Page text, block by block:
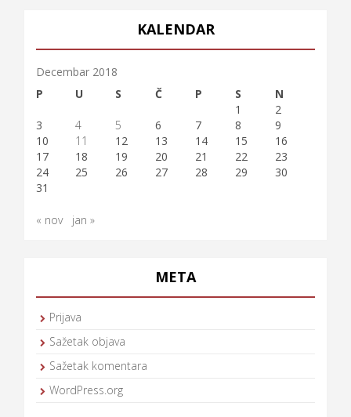
KALENDAR
Decembar 2018
P
U S Č P S
N
1
2
3
4 5 6 7 8
9
10
11 12 13 14 15
16
17
18 19 20 21 22
23
24
25 26 27 28 29
30
31
« nov jan »
META
Prijava
Sažetak objava
Sažetak komentara
WordPress.org